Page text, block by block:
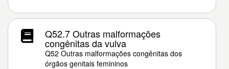
Q52.7 Outras malformações
congênitas da vulva
Q52 Outras malformações congênitas dos
órgãos genitais femininos